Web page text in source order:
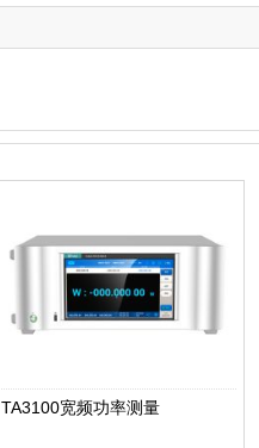
TA3100宽频功率测量